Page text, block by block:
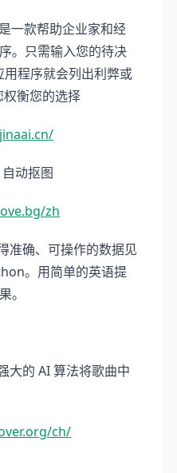
一款帮助企业家和经
。只需输入您的待决
程序就会列出利弊或
权衡您的选择
动抠图
zh
准确、可操作的数据见
。用简单的英语提
。
大的 AI 算法将歌曲中
ch/